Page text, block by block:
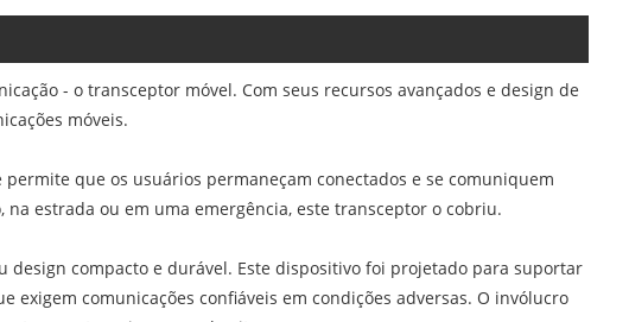
- o transceptor móvel. Com seus recursos avançados e design de
móveis.
que os usuários permaneçam conectados e se comuniquem
estrada ou em uma emergência, este transceptor o cobriu.
compacto e durável. Este dispositivo foi projetado para suportar
comunicações confiáveis ​​em condições adversas. O invólucro